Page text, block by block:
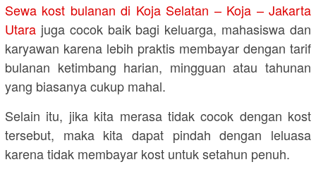
Sewa kost bulanan di Koja Selatan – Koja – Jakarta
Utara juga cocok baik bagi keluarga, mahasiswa dan
karyawan karena lebih praktis membayar dengan tarif
bulanan ketimbang harian, mingguan atau tahunan
yang biasanya cukup mahal.
Selain itu, jika kita merasa tidak cocok dengan kost
tersebut, maka kita dapat pindah dengan leluasa
karena tidak membayar kost untuk setahun penuh.